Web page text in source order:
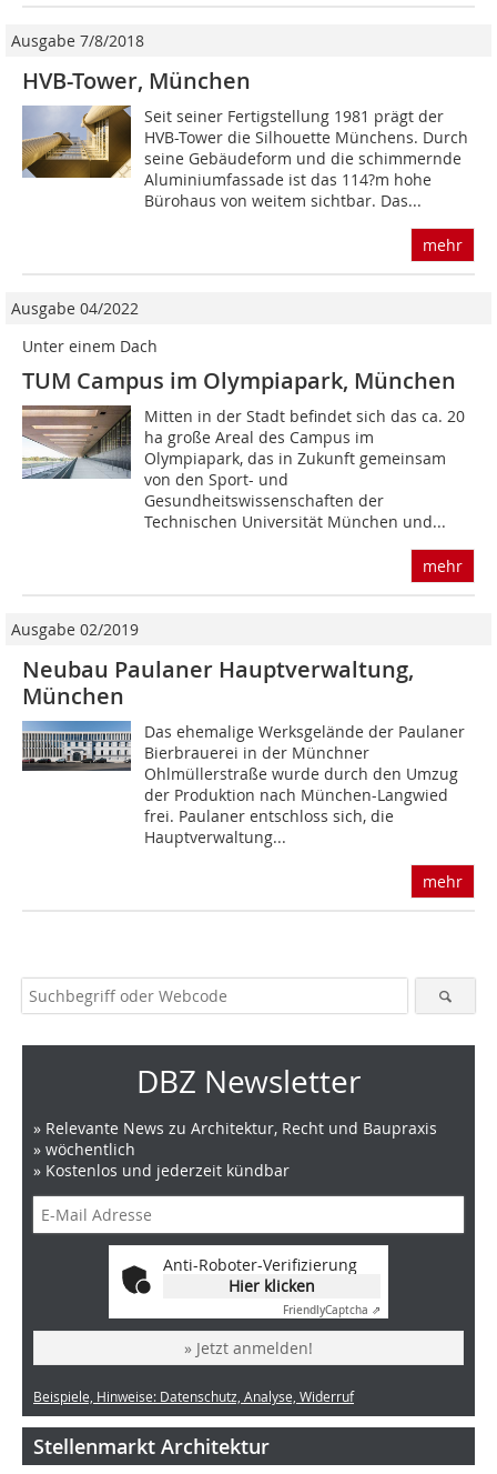
Ausgabe 7/8/2018
HVB-Tower, München
Seit seiner Fertigstellung 1981 prägt der
HVB-Tower die Silhouette Münchens. Durch
seine Gebäudeform und die schimmernde
Aluminiumfassade ist das 114?m hohe
Bürohaus von weitem sichtbar. Das...
mehr
Ausgabe 04/2022
Unter einem Dach
TUM Campus im Olympiapark, München
Mitten in der Stadt befindet sich das ca. 20
ha große Areal des Campus im
Olympiapark, das in Zukunft gemeinsam
von den Sport- und
Gesundheitswissenschaften der
Technischen Universität München und...
mehr
Ausgabe 02/2019
Neubau Paulaner Hauptverwaltung,
München
Das ehemalige Werksgelände der Paulaner
Bierbrauerei in der Münchner
Ohlmüllerstraße wurde durch den Umzug
der Produktion nach München-Langwied
frei. Paulaner entschloss sich, die
Hauptverwaltung...
mehr
DBZ Newsletter
» Relevante News zu Architektur, Recht und Baupraxis
» wöchentlich
» Kostenlos und jederzeit kündbar
Anti-Roboter-Verifizierung
Hier klicken
FriendlyCaptcha ⇗
» Jetzt anmelden!
Beispiele, Hinweise: Datenschutz, Analyse, Widerruf
Stellenmarkt Architektur